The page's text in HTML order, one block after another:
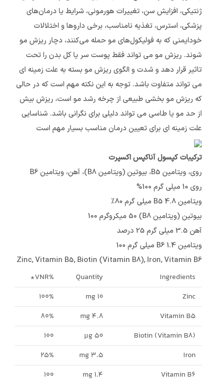
ژنتیکی، افزایش سن، تغییرات هورمونی، شرایط یا درمان‌های
پزشکی، استرس، تغذیه نامناسب، برخی داروها و اختلالات
خودایمنی که به فولیکول‌های مو حمله می‌کنند، دچار ریزش مو
شوند. ریزش مو می تواند فقط پوست سر یا کل بدن را تحت
تاثیر قرار دهد و شدت و الگوی ریزش مو بسته به علت زمینه ای
می تواند متفاوت باشد. توجه به این نکته مهم است که در حالی
که ریزش مو بخشی طبیعی از چرخه رشد مو است، ریزش بیش
از حد مو یا طاسی می تواند دلیلی برای نگرانی باشد. شناسایی
علت زمینه ای برای تعیین درمان مناسب بسیار مهم است
ترکیبات کپسول آناکپس اکسپرت
روی، ویتامین B5، بیوتین (ویتامین B8)، آهن، ویتامین B6
روی 10 میلی گرم 100%
ویتامین B5 4.8 میلی گرم 80٪
بیوتین (ویتامین B8) 50 میکروگرم 100
آهن 3.5 میلی گرم 25 درصد
ویتامین B6 1.4 میلی گرم 100
Zinc, Vitamin B5, Biotin (Vitamin B8), Iron, Vitamin B6
Ingredients
Quantity
%VNR*
Zinc
10 mg
100%
Vitamin B5
4.8 mg
80%
Biotin (Vitamin B8)
50 µg
100
Iron
3.5 mg
25%
Vitamin B6
1.4 mg
100